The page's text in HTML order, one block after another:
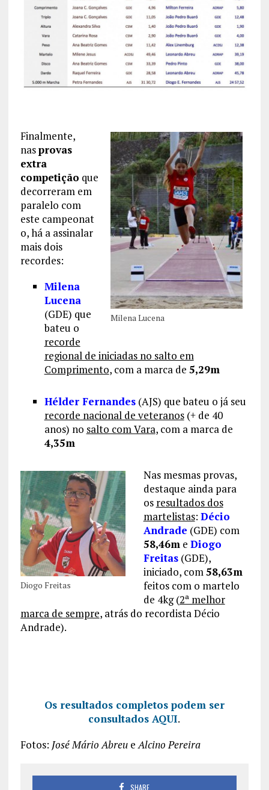
Milena Lucena
Finalmente,
nasprovas
extra
competição que
decorreram em
paralelo com
este campeonat
o, há a assinalar
mais dois
recordes:
Milena
Lucena
(GDE) que
bateu o
recorde
regional de iniciadas no salto em
Comprimento, com a marca de 5,29m
Hélder Fernandes(AJS) que bateu o já seu
recorde nacional de veteranos(+ de 40
anos) no salto com Vara, com a marca de
4,35m
Diogo Freitas
Nas mesmas provas,
destaque ainda para
os resultados dos
martelistas: Décio
Andrade (GDE) com
58,46me Diogo
Freitas(GDE),
iniciado, com58,63m
feitos com o martelo
de 4kg (2ª melhor
marca de sempre, atrás do recordista Décio
Andrade).
Os resultados completos podem ser
consultados AQUI.
Fotos: José Mário AbreueAlcino Pereira
SHARE